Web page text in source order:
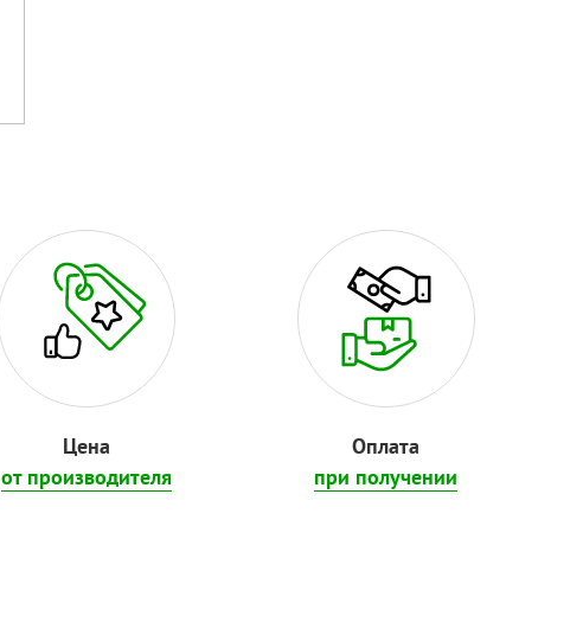
Цена
от производителя
Оплата
при получении